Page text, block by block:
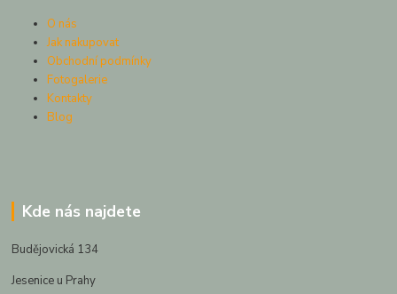
O nás
Jak nakupovat
Obchodní podmínky
Fotogalerie
Kontakty
Blog
Kde nás najdete
Budějovická 134
Jesenice u Prahy